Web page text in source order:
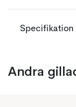
Specifikation
Andra